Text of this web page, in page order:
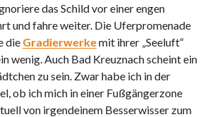
das Schild vor einer engen
und fahre weiter. Die Uferpromenade
die Gradierwerkemit ihrer „Seeluft“
wenig. Auch Bad Kreuznach scheint ein
zu sein. Zwar habe ich in der
ob ich mich in einer Fußgängerzone
von irgendeinem Besserwisser zum